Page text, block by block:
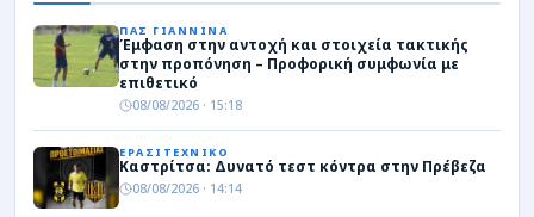
ΠΑΣ ΓΙΑΝΝΙΝΑ
Έμφαση στην αντοχή και στοιχεία τακτικής
στην προπόνηση – Προφορική συμφωνία με
επιθετικό
08/08/2026 · 15:18
ΕΡΑΣΙΤΕΧΝΙΚΟ
Καστρίτσα: Δυνατό τεστ κόντρα στην Πρέβεζα
08/08/2026 · 14:14